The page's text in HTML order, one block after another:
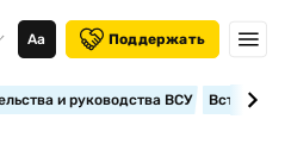
Аа Поддержать
и руководства ВСУ